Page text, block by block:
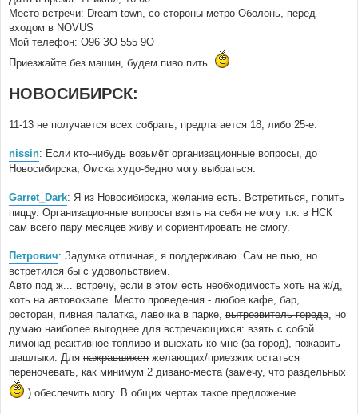
Место встречи: Dream town, со стороны метро Оболонь, перед
входом в NOVUS
Мой телефон: О96 ЗО 555 9О
Приезжайте без машин, будем пиво пить.
НОВОСИБИРСК:
11-13 не получается всех собрать, предлагается 18, либо 25-е.
nissin: Если кто-нибудь возьмёт организационные вопросы, до
Новосибирска, Омска худо-бедно могу выбраться.
Garret_Dark: Я из Новосибирска, желание есть. Встретиться, попить
пиццу. Организационные вопросы взять на себя не могу т.к. в НСК
сам всего пару месяцев живу и сориентировать не смогу.
Петрович: Задумка отличная, я поддерживаю. Сам не пью, но
встретился бы с удовольствием.
Авто под ж... встречу, если в этом есть необходимость хоть на ж/д,
хоть на автовокзале. Место проведения - любое кафе, бар,
ресторан, пивная палатка, лавочка в парке, вытрезвитель города, но
думаю наиболее выгоднее для встречающихся: взять с собой
лимонад реактивное топливо и выехать ко мне (за город), пожарить
шашлыки. Для нажравшихся желающих/приезжих остаться
переночевать, как минимум 2 дивано-места (замечу, что раздельных
) обеспечить могу. В общих чертах такое предложение.